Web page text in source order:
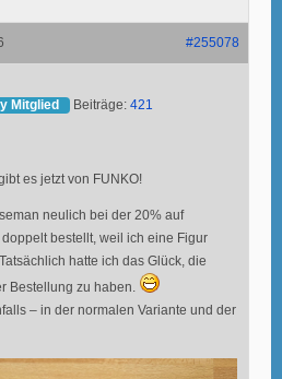
#255078
Mitglied
Beiträge: 421
es jetzt von FUNKO!
neulich bei der 20% auf
bestellt, weil ich eine Figur
hatte ich das Glück, die
Bestellung zu haben.
– in der normalen Variante und der